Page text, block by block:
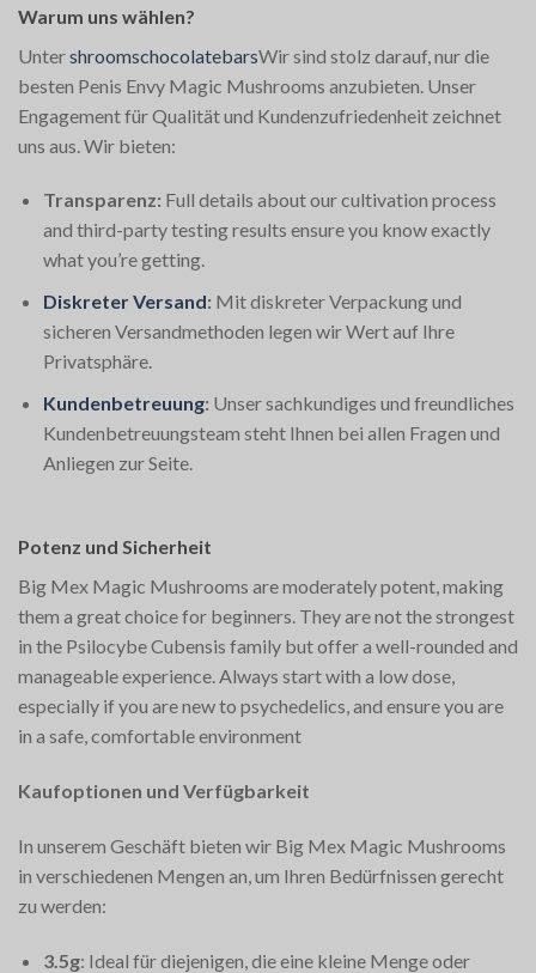
Warum uns wählen?
UntershroomschocolatebarsWir sind stolz darauf, nur die
besten Penis Envy Magic Mushrooms anzubieten. Unser
Engagement für Qualität und Kundenzufriedenheit zeichnet
uns aus. Wir bieten:
Transparenz: Full details about our cultivation process
and third-party testing results ensure you know exactly
what you’re getting.
Diskreter Versand: Mit diskreter Verpackung und
sicheren Versandmethoden legen wir Wert auf Ihre
Privatsphäre.
Kundenbetreuung: Unser sachkundiges und freundliches
Kundenbetreuungsteam steht Ihnen bei allen Fragen und
Anliegen zur Seite.
Potenz und Sicherheit
Big Mex Magic Mushrooms are moderately potent, making
them a great choice for beginners. They are not the strongest
in the Psilocybe Cubensis family but offer a well-rounded and
manageable experience. Always start with a low dose,
especially if you are new to psychedelics, and ensure you are
in a safe, comfortable environment​
Kaufoptionen und Verfügbarkeit
In unserem Geschäft bieten wir Big Mex Magic Mushrooms
in verschiedenen Mengen an, um Ihren Bedürfnissen gerecht
zu werden:
3.5g: Ideal für diejenigen, die eine kleine Menge oder